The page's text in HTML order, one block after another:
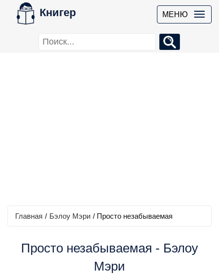
Книгер МЕНЮ
Главная / Бэлоу Мэри / Просто незабываемая
Просто незабываемая - Бэлоу
Мэри